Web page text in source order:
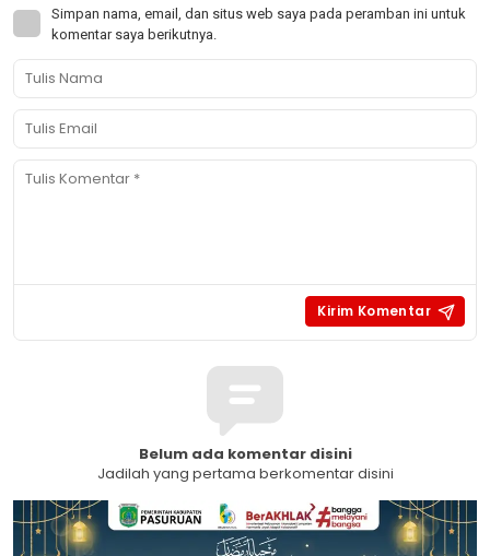
Simpan nama, email, dan situs web saya pada peramban ini untuk
komentar saya berikutnya.
Belum ada komentar disini
Jadilah yang pertama berkomentar disini